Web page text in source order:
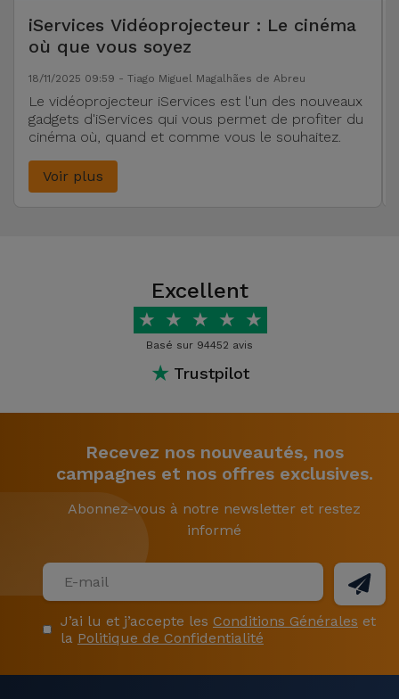
iServices Vidéoprojecteur : Le cinéma
où que vous soyez
18/11/2025 09:59 - Tiago Miguel Magalhães de Abreu
Le vidéoprojecteur iServices est l'un des nouveaux
gadgets d'iServices qui vous permet de profiter du
cinéma où, quand et comme vous le souhaitez.
Voir plus
Excellent
★ ★ ★ ★ ★
Basé sur 94452 avis
★ Trustpilot
Recevez nos nouveautés, nos
campagnes et nos offres exclusives.
Abonnez-vous à notre newsletter et restez
informé
J’ai lu et j’accepte les Conditions Générales et
la Politique de Confidentialité